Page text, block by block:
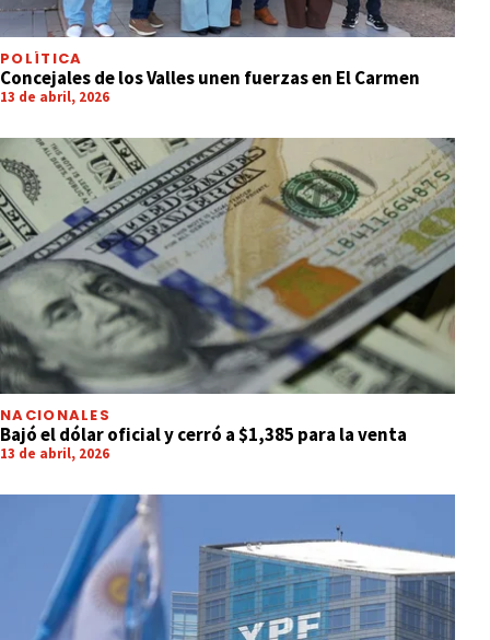
POLÍTICA
Concejales de los Valles unen fuerzas en El Carmen
13 de abril, 2026
NACIONALES
Bajó el dólar oficial y cerró a $1,385 para la venta
13 de abril, 2026